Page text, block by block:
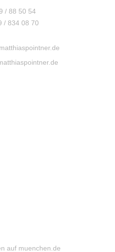
/ 88 50 54
/ 834 08 70